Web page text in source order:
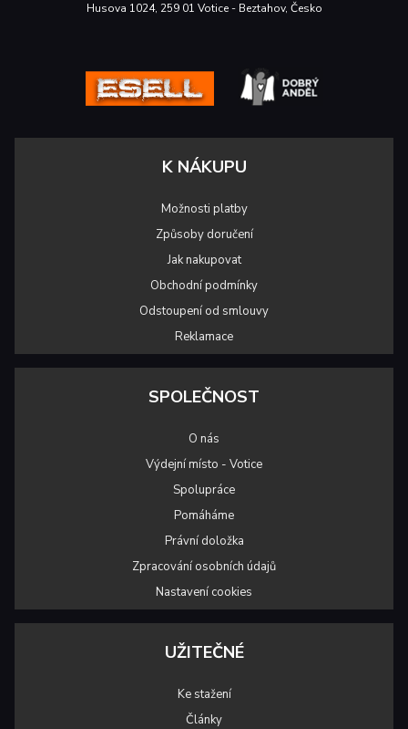
Husova 1024, 259 01 Votice - Beztahov, Česko
K NÁKUPU
Možnosti platby
Způsoby doručení
Jak nakupovat
Obchodní podmínky
Odstoupení od smlouvy
Reklamace
SPOLEČNOST
O nás
Výdejní místo - Votice
Spolupráce
Pomáháme
Právní doložka
Zpracování osobních údajů
Nastavení cookies
UŽITEČNÉ
Ke stažení
Články